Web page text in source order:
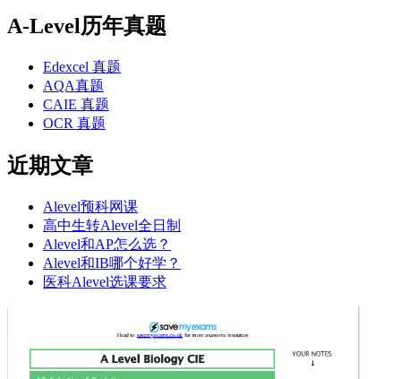
A-Level历年真题
Edexcel 真题
AQA真题
CAIE 真题
OCR 真题
近期文章
Alevel预科网课
高中生转Alevel全日制
Alevel和AP怎么选？
Alevel和IB哪个好学？
医科Alevel选课要求